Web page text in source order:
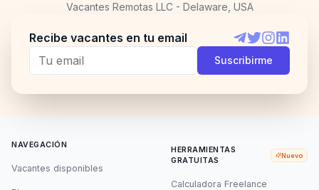
Vacantes Remotas LLC - Delaware, USA
Recibe vacantes en tu email
Telegram
TwitterInstagram
Suscribirme
NAVEGACIÓN
Vacantes disponibles
HERRAMIENTAS
GRATUITAS
Nuevo
Calculadora Freelance